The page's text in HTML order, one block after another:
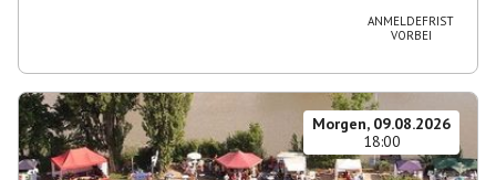
ANMELDEFRIST
VORBEI
Morgen, 09.08.2026
18:00